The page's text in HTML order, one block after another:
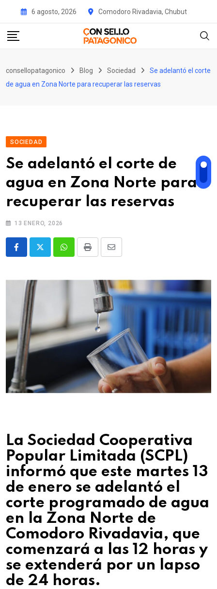
content
6 agosto, 2026 Comodoro Rivadavia, Chubut
consellopatagonico Blog Sociedad
Se adelantó el corte
de agua en Zona Norte para recuperar las reservas
SOCIEDAD
Se adelantó el corte de
agua en Zona Norte para
recuperar las reservas
13 ENERO, 2026
WhatsappPrint
Share
Email
La Sociedad Cooperativa
Popular Limitada (SCPL)
informó que este martes 13
de enero se adelantó el
corte programado de agua
en la Zona Norte de
Comodoro Rivadavia, que
comenzará a las 12 horas y
se extenderá por un lapso
de 24 horas.